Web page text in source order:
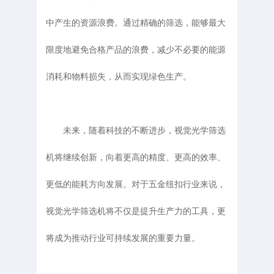
中产生的资源浪费。通过精确的筛选，能够最大
限度地避免合格产品的浪费，减少不必要的能源
消耗和物料损失，从而实现绿色生产。
未来，随着科技的不断进步，视觉光学筛选
机将继续创新，向着更高的精度、更高的效率、
更低的能耗方向发展。对于五金纽扣行业来说，
视觉光学筛选机将不仅是提升生产力的工具，更
将成为推动行业可持续发展的重要力量。